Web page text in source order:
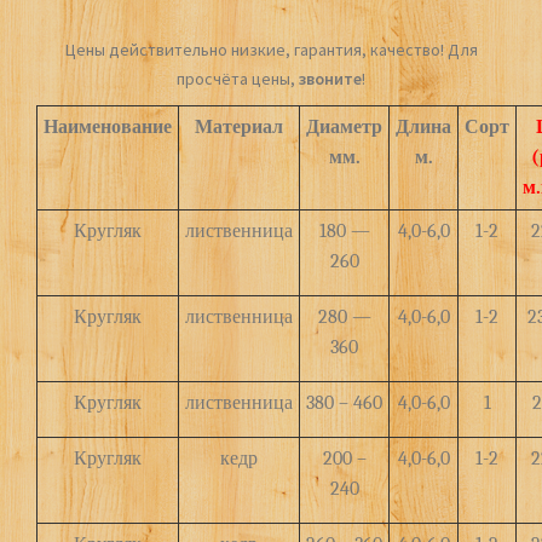
Цены действительно низкие, гарантия, качество! Для
просчёта цены, звоните!
Наименование Материал
Диаметр
мм.
Длина
м.
Сорт
Кругляк
лиственница
180 —
260
4,0-6,0 1-2
Кругляк лиственница
280 —
360
4,0-6,0 1-2
Кругляк лиственница 380 – 460 4,0-6,0 1
Кругляк кедр
200 –
240
4,0-6,0 1-2